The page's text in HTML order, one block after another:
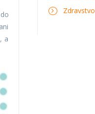
a
Zdravstvo